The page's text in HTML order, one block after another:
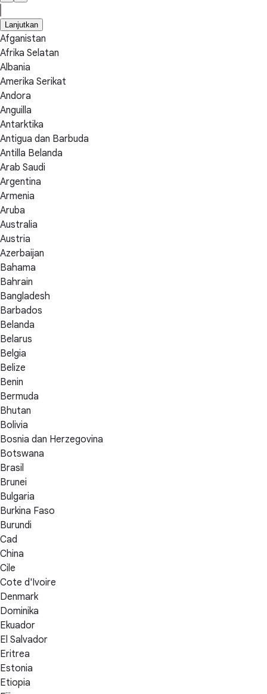
Lanjutkan
Afganistan
Afrika Selatan
Albania
Amerika Serikat
Andora
Anguilla
Antarktika
Antigua dan Barbuda
Antilla Belanda
Arab Saudi
Argentina
Armenia
Aruba
Australia
Austria
Azerbaijan
Bahama
Bahrain
Bangladesh
Barbados
Belanda
Belarus
Belgia
Belize
Benin
Bermuda
Bhutan
Bolivia
Bosnia dan Herzegovina
Botswana
Brasil
Brunei
Bulgaria
Burkina Faso
Burundi
Cad
China
Cile
Cote d'Ivoire
Denmark
Dominika
Ekuador
El Salvador
Eritrea
Estonia
Etiopia